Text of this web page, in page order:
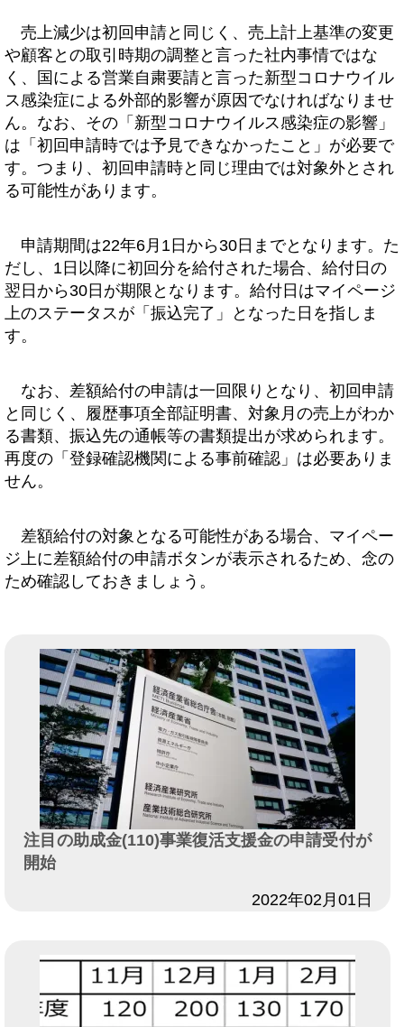
売上減少は初回申請と同じく、売上計上基準の変更
や顧客との取引時期の調整と言った社内事情ではな
く、国による営業自粛要請と言った新型コロナウイル
ス感染症による外部的影響が原因でなければなりませ
ん。なお、その「新型コロナウイルス感染症の影響」
は「初回申請時では予見できなかったこと」が必要で
す。つまり、初回申請時と同じ理由では対象外とされ
る可能性があります。
申請期間は22年6月1日から30日までとなります。た
だし、1日以降に初回分を給付された場合、給付日の
翌日から30日が期限となります。給付日はマイページ
上のステータスが「振込完了」となった日を指しま
す。
なお、差額給付の申請は一回限りとなり、初回申請
と同じく、履歴事項全部証明書、対象月の売上がわか
る書類、振込先の通帳等の書類提出が求められます。
再度の「登録確認機関による事前確認」は必要ありま
せん。
差額給付の対象となる可能性がある場合、マイペー
ジ上に差額給付の申請ボタンが表示されるため、念の
ため確認しておきましょう。
注目の助成金(110)事業復活支援金の申請受付が
開始
2022年02月01日